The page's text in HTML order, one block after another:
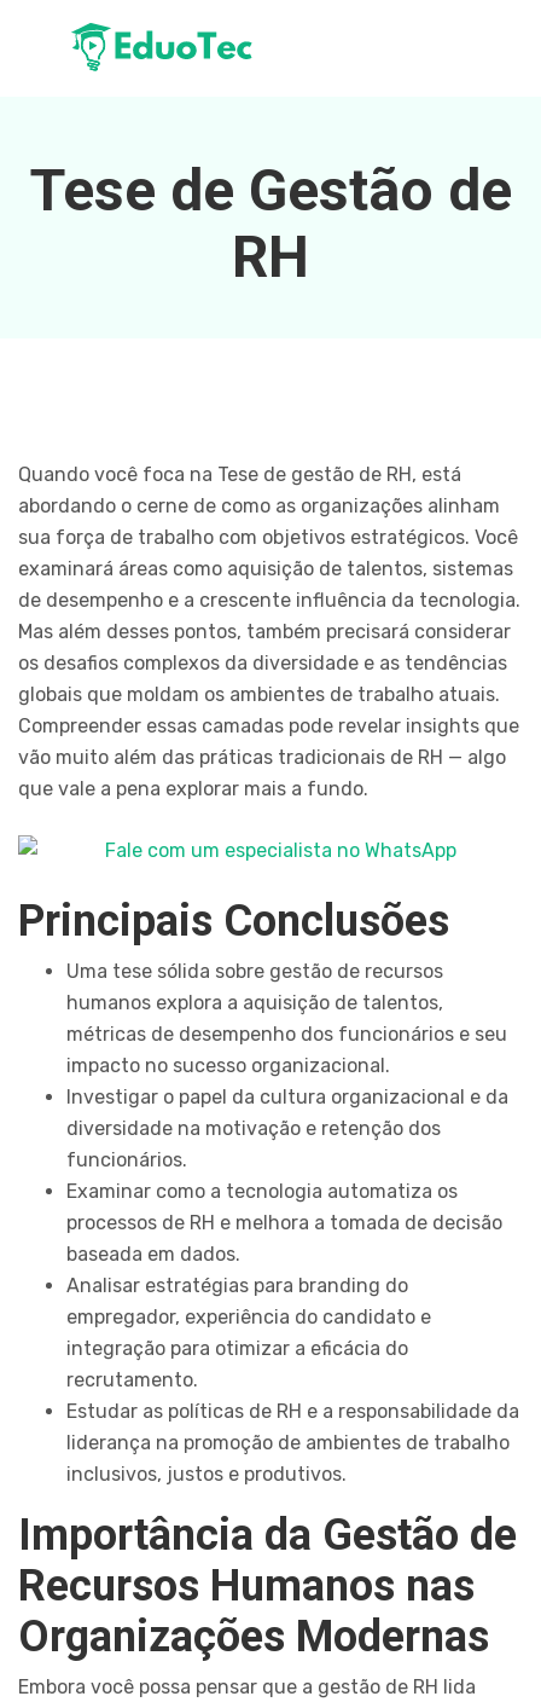
Tese de Gestão de
RH
Quando você foca na Tese de gestão de RH, está
abordando o cerne de como as organizações alinham
sua força de trabalho com objetivos estratégicos. Você
examinará áreas como aquisição de talentos, sistemas
de desempenho e a crescente influência da tecnologia.
Mas além desses pontos, também precisará considerar
os desafios complexos da diversidade e as tendências
globais que moldam os ambientes de trabalho atuais.
Compreender essas camadas pode revelar insights que
vão muito além das práticas tradicionais de RH — algo
que vale a pena explorar mais a fundo.
Principais Conclusões
Uma tese sólida sobre gestão de recursos
humanos explora a aquisição de talentos,
métricas de desempenho dos funcionários e seu
impacto no sucesso organizacional.
Investigar o papel da cultura organizacional e da
diversidade na motivação e retenção dos
funcionários.
Examinar como a tecnologia automatiza os
processos de RH e melhora a tomada de decisão
baseada em dados.
Analisar estratégias para branding do
empregador, experiência do candidato e
integração para otimizar a eficácia do
recrutamento.
Estudar as políticas de RH e a responsabilidade da
liderança na promoção de ambientes de trabalho
inclusivos, justos e produtivos.
Importância da Gestão de
Recursos Humanos nas
Organizações Modernas
Embora você possa pensar que a gestão de RH lida